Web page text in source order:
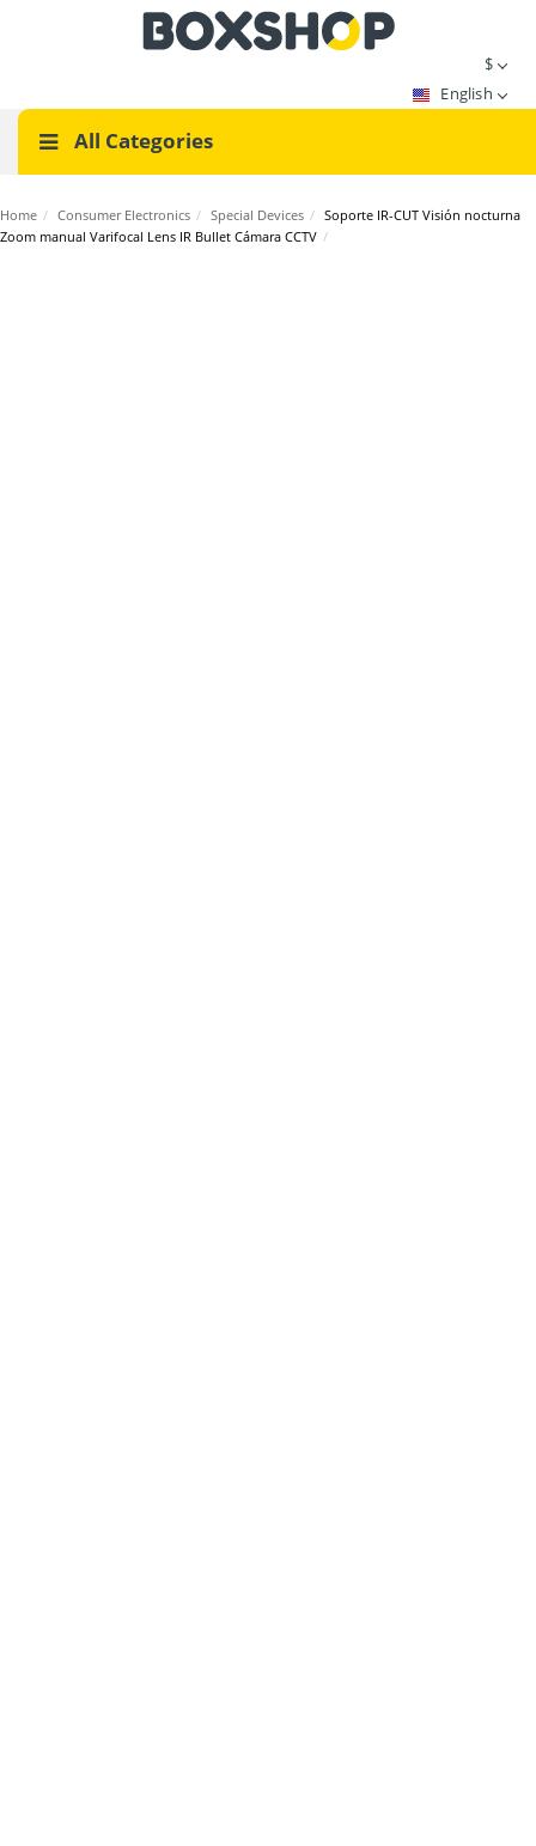
$
English
All Categories
Home / Consumer Electronics / Special Devices / Soporte IR-CUT Visión nocturna
Zoom manual Varifocal Lens IR Bullet Cámara CCTV /